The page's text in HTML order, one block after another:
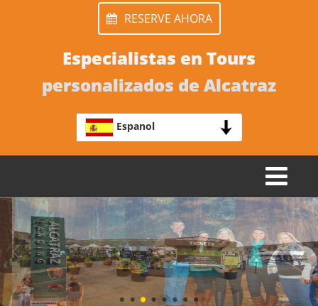
RESERVE AHORA
Especialistas en Tours
personalizados de Alcatraz
Espanol
TOGGLE
NAVIGATION